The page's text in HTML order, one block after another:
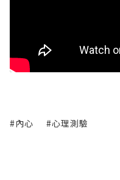
#內心 #心理測驗